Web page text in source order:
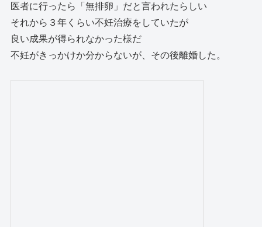
医者に行ったら「無排卵」だと言われたらしい
それから３年くらい不妊治療をしていたが
良い成果が得られなかった様だ
不妊がきっかけか分からないが、その後離婚した。